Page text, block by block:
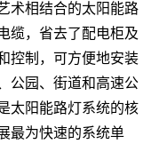
术相结合的太阳能路
缆，省去了配电柜及
控制，可方便地安装
公园、街道和高速公
太阳能路灯系统的核
最为快速的系统单